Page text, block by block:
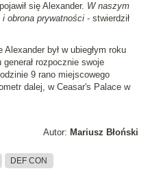
się Alexander. W naszym
obrona prywatności - stwierdził
był w ubiegłym roku
rozpocznie swoje
9 rano miejscowego
dalej, w Ceasar's Palace w
Autor: Mariusz Błoński
DEF CON